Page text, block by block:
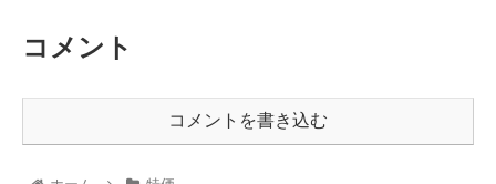
コメント
コメントを書き込む